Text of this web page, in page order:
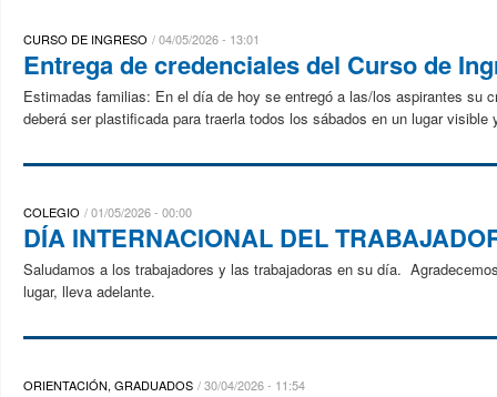
CURSO DE INGRESO 04/05/2026 - 13:01
Entrega de credenciales del Curso de
Estimadas familias: En el día de hoy se entregó a las/los aspirantes su
deberá ser plastificada para traerla todos los sábados en un lugar visible
COLEGIO 01/05/2026 - 00:00
DÍA INTERNACIONAL DEL
Saludamos a los trabajadores y las trabajadoras en su día.
lugar, lleva adelante.
ORIENTACIÓN, GRADUADOS 30/04/2026 - 11:54